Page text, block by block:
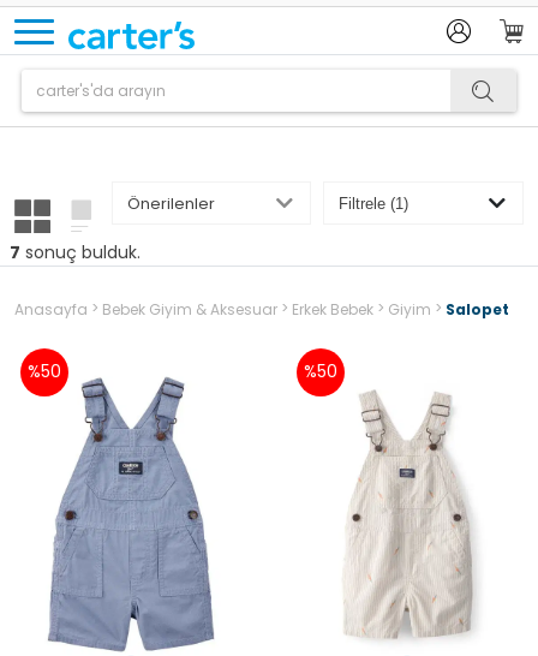
Anasayfa > Bebek Giyim & Aksesuar > Erkek Bebek > Giyim > Salopet
7 sonuç bulduk.
%50 %50
Ürün sepetinize eklenmiştir.